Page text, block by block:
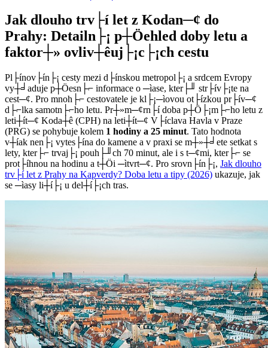
Jak dlouho trv├í let z Kodan─¢ do
Prahy: Detailn├¡ p┼Öehled doby letu a
faktor┼» ovliv┼êuj├¡c├¡ch cestu
Pl├ínov├ín├¡ cesty mezi d├ínskou metropol├¡ a srdcem Evropy
vy┼╛aduje p┼Öesn├⌐ informace o ─ìase, kter├╜ str├ív├¡te na
cest─¢. Pro mnoh├⌐ cestovatele je kl├¡─ìovou ot├ízkou pr├ív─¢
d├⌐lka samotn├⌐ho letu. Pr┼»m─¢rn├í doba p┼Ö├¡m├⌐ho letu z
leti┼ít─¢ Koda┼ê (CPH) na leti┼ít─¢ V├íclava Havla v Praze
(PRG) se pohybuje kolem 1 hodiny a 25 minut. Tato hodnota
v┼íak nen├¡ vytes├ína do kamene a v praxi se m┼»┼╛ete setkat s
lety, kter├⌐ trvaj├¡ pouh├╜ch 70 minut, ale i s t─¢mi, kter├⌐ se
prot├íhnou na hodinu a t┼Öi ─ìtvrt─¢. Pro srovn├ín├¡, Jak dlouho
trv├í let z Prahy na Kapverdy? Doba letu a tipy (2026) ukazuje, jak
se ─ìasy li┼í├¡ u del┼í├¡ch tras.